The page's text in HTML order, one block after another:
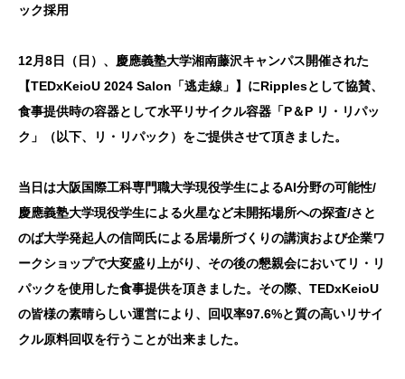
ック採用
12月8日（日）、慶應義塾大学湘南藤沢キャンパス開催された
【TEDxKeioU 2024 Salon「逃走線」】にRipplesとして協賛、
食事提供時の容器として水平リサイクル容器「P＆P リ・リパッ
ク」（以下、リ・リパック）をご提供させて頂きました。
当日は大阪国際工科専門職大学現役学生によるAI分野の可能性/
慶應義塾大学現役学生による火星など未開拓場所への探査/さと
のば大学発起人の信岡氏による居場所づくりの講演および企業ワ
ークショップで大変盛り上がり、その後の懇親会においてリ・リ
パックを使用した食事提供を頂きました。その際、 TEDxKeioU
の皆様の素晴らしい運営により、回収率97.6%と質の高いリサイ
クル原料回収を行うことが出来ました。